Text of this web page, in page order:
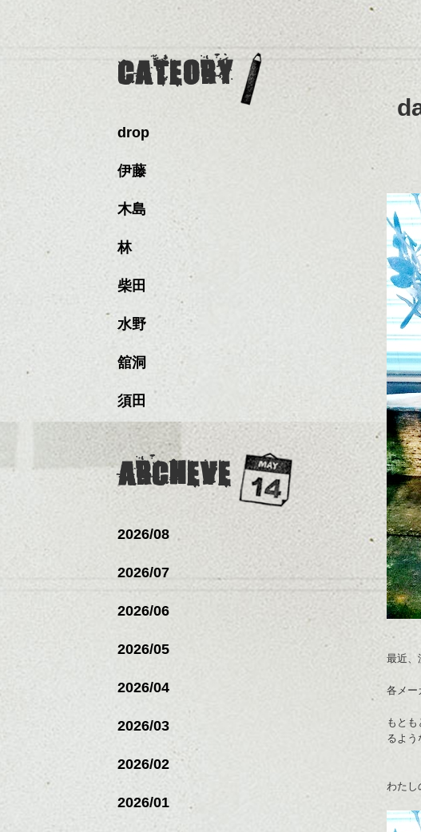
最近
各メー
もと
るよう
わたし
CATEORY
drop
伊藤
木島
林
柴田
水野
舘洞
須田
ARCHEVE
2026/08
2026/07
2026/06
2026/05
2026/04
2026/03
2026/02
2026/01